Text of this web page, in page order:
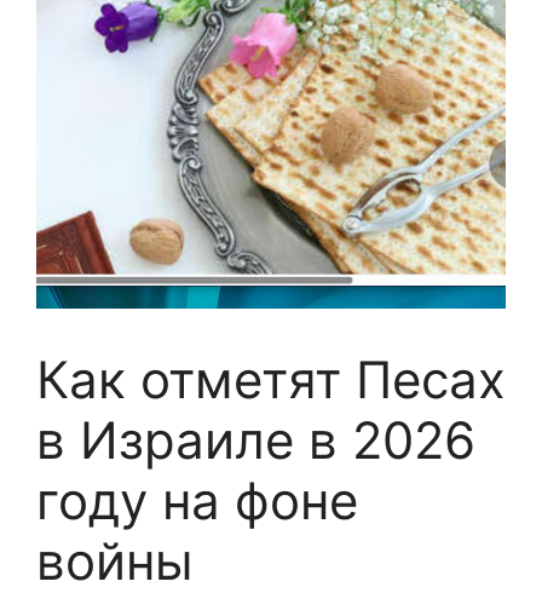
Как отметят Песах
в Израиле в 2026
году на фоне
войны